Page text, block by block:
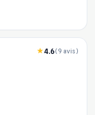
4.6(9 avis)